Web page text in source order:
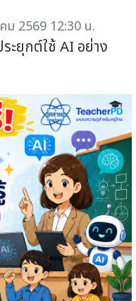
ม 2569 12:30 น.
ะยุกต์ใช้ AI อย่าง